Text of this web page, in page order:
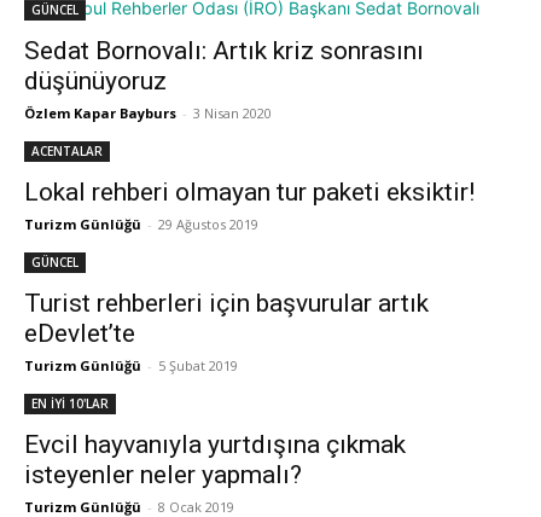
GÜNCEL
Sedat Bornovalı: Artık kriz sonrasını
düşünüyoruz
Özlem Kapar Bayburs - 3 Nisan 2020
ACENTALAR
Lokal rehberi olmayan tur paketi eksiktir!
Turizm Günlüğü - 29 Ağustos 2019
GÜNCEL
Turist rehberleri için başvurular artık
eDevlet’te
Turizm Günlüğü - 5 Şubat 2019
EN İYİ 10'LAR
Evcil hayvanıyla yurtdışına çıkmak
isteyenler neler yapmalı?
Turizm Günlüğü - 8 Ocak 2019